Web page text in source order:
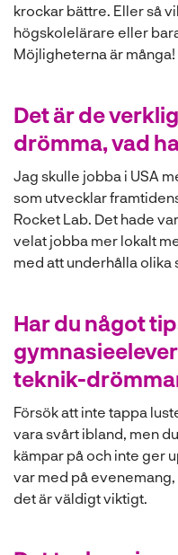
krockar bättre. Eller så
högskolelärare eller
Möjligheterna är många!
Det är de
drömma, vad
Jag skulle jobba i USA
som utvecklar
Rocket Lab. Det hade
velat jobba mer lokalt
med att underhålla olika
Har du något
teknik-
Försök att inte tappa
vara svårt ibland, men
kämpar på och inte ger
var med på evenemang,
det är väldigt viktigt.